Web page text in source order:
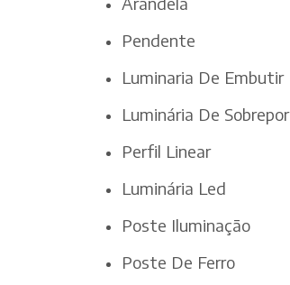
Pendente
Luminaria De Embutir
Luminária De Sobrepor
Perfil Linear
Luminária Led
Poste Iluminação
Poste De Ferro